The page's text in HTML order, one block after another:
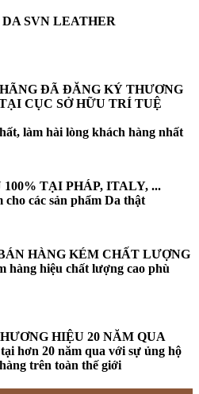
SVN LEATHER
ĐÃ ĐĂNG KÝ THƯƠNG
CỤC SỞ HỮU TRÍ TUỆ
làm hài lòng khách hàng nhất
TẠI PHÁP, ITALY, ...
cho các sản phẩm Da thật
HÀNG KÉM CHẤT LƯỢNG
hàng hiệu chất lượng cao phù
HIỆU 20 NĂM QUA
hơn 20 năm qua với sự ủng hộ
trên toàn thế giới